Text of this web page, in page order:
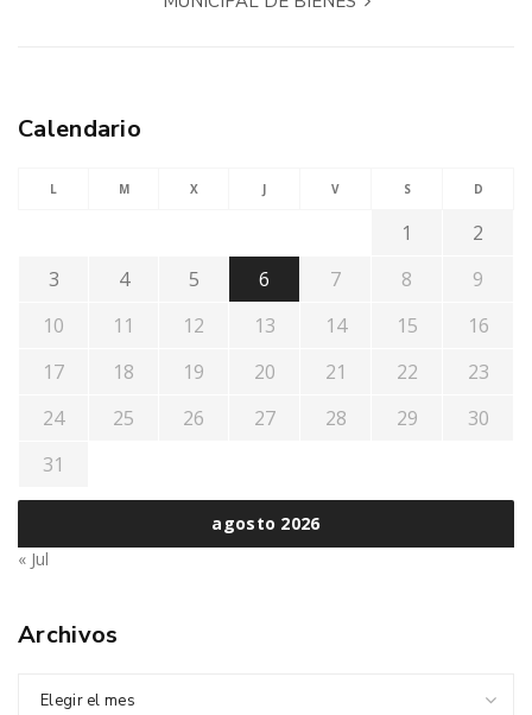
Calendario
agosto 2026
L M X J V S D
1
2
3
4 5 6 7 8
9
10
11 12 13 14 15
16
17
18 19 20 21 22
23
24
25 26 27 28 29
30
31
« Jul
Archivos
Elegir el mes